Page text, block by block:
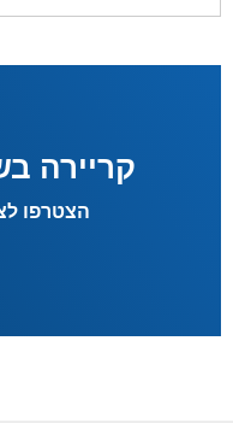
קריירה
הצטרפו